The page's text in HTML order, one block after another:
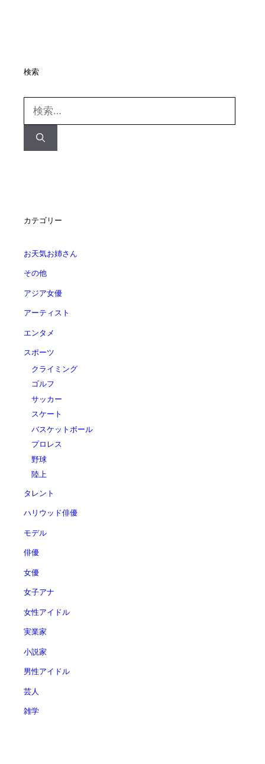
検索
カテゴリー
お天気お姉さん
その他
アジア女優
アーティスト
エンタメ
スポーツ
クライミング
ゴルフ
サッカー
スケート
バスケットボール
プロレス
野球
陸上
タレント
ハリウッド俳優
モデル
俳優
女優
女子アナ
女性アイドル
実業家
小説家
男性アイドル
芸人
雑学